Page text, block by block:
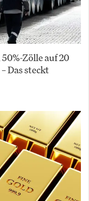
Zölle auf 20
Das steckt